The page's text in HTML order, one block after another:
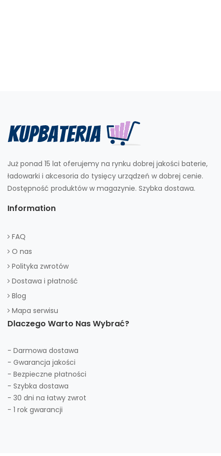
Już ponad 15 lat oferujemy na rynku dobrej jakości baterie,
ładowarki i akcesoria do tysięcy urządzeń w dobrej cenie.
Dostępność produktów w magazynie. Szybka dostawa.
Information
FAQ
O nas
Polityka zwrotów
Dostawa i płatność
Blog
Mapa serwisu
Dlaczego Warto Nas Wybrać?
- Darmowa dostawa
- Gwarancja jakości
- Bezpieczne płatności
- Szybka dostawa
- 30 dni na łatwy zwrot
- 1 rok gwarancji